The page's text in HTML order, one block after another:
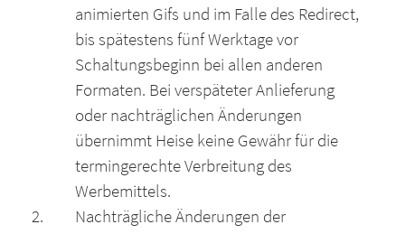
animierten Gifs und im Falle des Redirect,
bis spätestens fünf Werktage vor
Schaltungsbeginn bei allen anderen
Formaten. Bei verspäteter Anlieferung
oder nachträglichen Änderungen
übernimmt Heise keine Gewähr für die
termingerechte Verbreitung des
Werbemittels.
Nachträgliche Änderungen der